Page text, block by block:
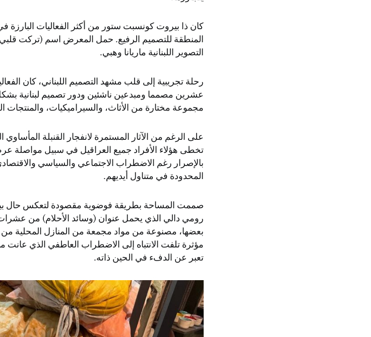
كان ذا بيروت كونسبت ستور من أكثر الفعاليات
المنطقة للتصميم الرفيع. حمل المعرض اسم (تركت
التصوير اللبنانية ماريانا وهبي.
رحلة تجريبية إلى قلب مشهد التصميم اللبناني، كان
عشرين مصمما ومبدعين ناشئين ودور تصميم لبنانية
مجموعة مختارة من الأثاث، والسيراميكيات، والمنتجات
على الرغم من الآثار المستمرة لانفجار القنبلة
تخطى هؤلاء الأفراد جميع العراقيل في سبيل
بالإصرار رغم الاضطراب الاجتماعي والسياسي
المحدودة في متناول أيديهم.
صممت المساحة بطريقة فوضوية مقصودة لتعكس حال
رومي دالي الذي يحمل عنوان (وسائد الأحلام) من
بعضها، مصنوعة من مواد مجمعة من المنازل المحلية من
مؤثرة تلفت الانتباه إلى الاضطراب العاطفي الذي عانت
تعبر عن الدفء في الحين ذاته.